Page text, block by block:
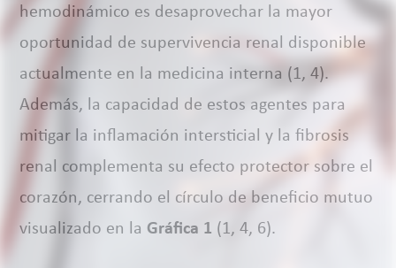
hemodinámico es desaprovechar la mayor
oportunidad de supervivencia renal disponible
actualmente en la medicina interna (1, 4).
Además, la capacidad de estos agentes para
mitigar la inflamación intersticial y la fibrosis
renal complementa su efecto protector sobre el
corazón, cerrando el círculo de beneficio mutuo
visualizado en la Gráfica 1 (1, 4, 6).